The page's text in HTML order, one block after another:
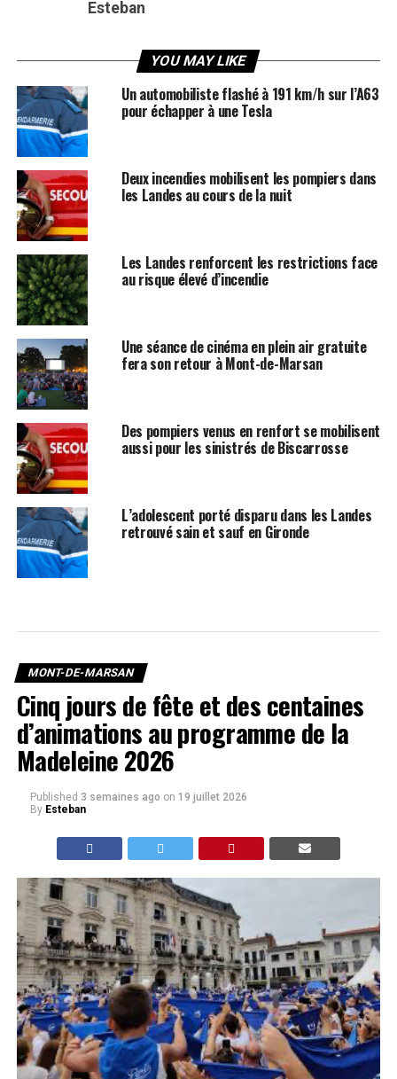
Esteban
YOU MAY LIKE
Un automobiliste flashé à 191 km/h sur l’A63
pour échapper à une Tesla
Deux incendies mobilisent les pompiers dans
les Landes au cours de la nuit
Les Landes renforcent les restrictions face
au risque élevé d’incendie
Une séance de cinéma en plein air gratuite
fera son retour à Mont-de-Marsan
Des pompiers venus en renfort se mobilisent
aussi pour les sinistrés de Biscarrosse
L’adolescent porté disparu dans les Landes
retrouvé sain et sauf en Gironde
MONT-DE-MARSAN
Cinq jours de fête et des centaines
d’animations au programme de la
Madeleine 2026
Published 3 semaines ago on 19 juillet 2026
By Esteban